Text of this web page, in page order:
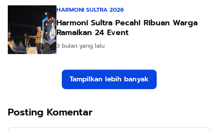
HARMONI SULTRA 2026
Harmoni Sultra Pecah! Ribuan Warga
Ramaikan 24 Event
3 bulan yang lalu
Tampilkan lebih banyak
Posting Komentar